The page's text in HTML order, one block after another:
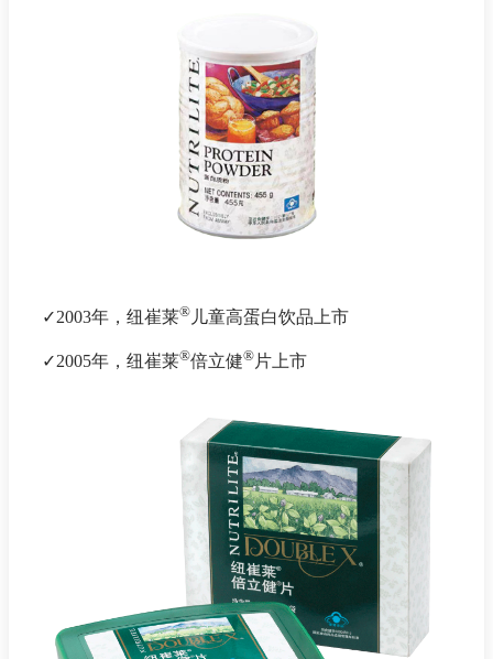
✓2003年，纽崔莱® 儿童高蛋白饮品上市
✓2005年，纽崔莱®倍立健® 片上市